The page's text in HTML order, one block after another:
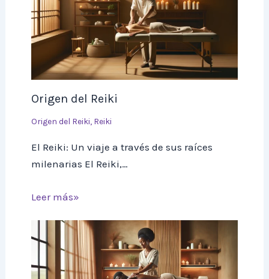
Origen del Reiki
Origen del Reiki, Reiki
El Reiki: Un viaje a través de sus raíces
milenarias El Reiki,…
Leer más»